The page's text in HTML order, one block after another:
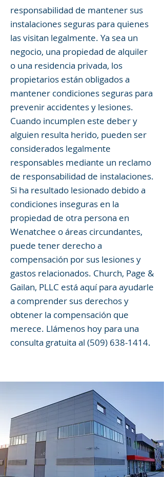
responsabilidad de mantener sus
instalaciones seguras para quienes
las visitan legalmente. Ya sea un
negocio, una propiedad de alquiler
o una residencia privada, los
propietarios están obligados a
mantener condiciones seguras para
prevenir accidentes y lesiones.
Cuando incumplen este deber y
alguien resulta herido, pueden ser
considerados legalmente
responsables mediante un reclamo
de responsabilidad de instalaciones.
Si ha resultado lesionado debido a
condiciones inseguras en la
propiedad de otra persona en
Wenatchee o áreas circundantes,
puede tener derecho a
compensación por sus lesiones y
gastos relacionados. Church, Page &
Gailan, PLLC está aquí para ayudarle
a comprender sus derechos y
obtener la compensación que
merece. Llámenos hoy para una
consulta gratuita al (509) 638-1414.